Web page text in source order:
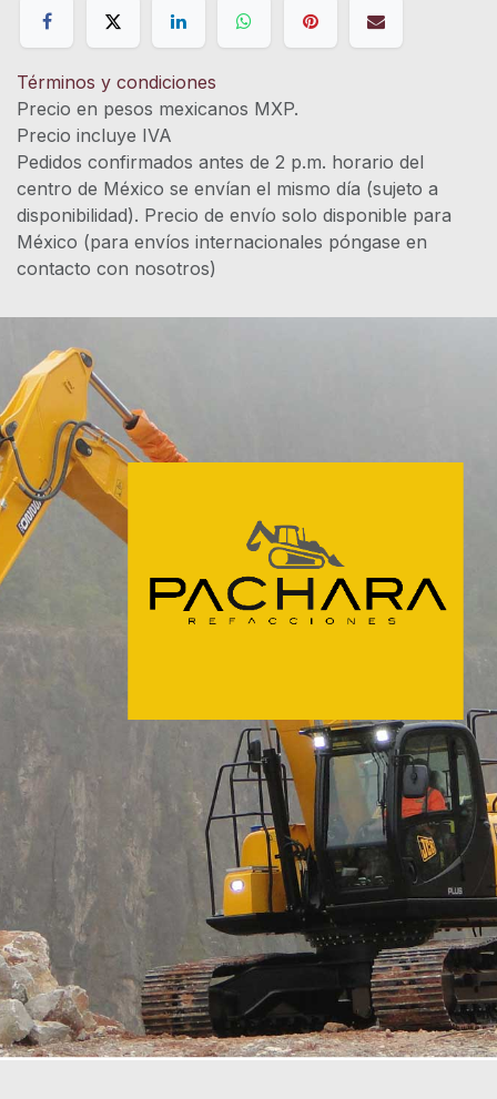
Términos y condiciones
Precio en pesos mexicanos MXP.
Precio incluye IVA
Pedidos confirmados antes de 2 p.m. horario del
centro de México se envían el mismo día (sujeto a
disponibilidad). Precio de envío solo disponible para
México (para envíos internacionales póngase en
contacto con nosotros)